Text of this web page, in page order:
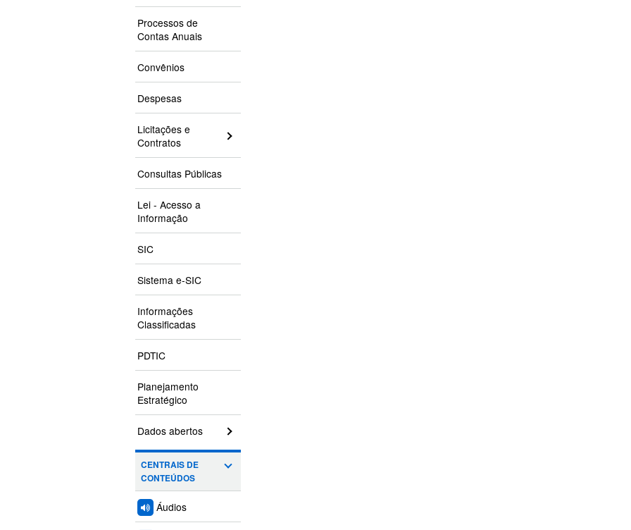
Processos de
Contas Anuais
Convênios
Despesas
Licitações e
Contratos
Consultas Públicas
Lei - Acesso a
Informação
SIC
Sistema e-SIC
Informações
Classificadas
PDTIC
Planejamento
Estratégico
Dados abertos
CENTRAIS DE
CONTEÚDOS
Áudios